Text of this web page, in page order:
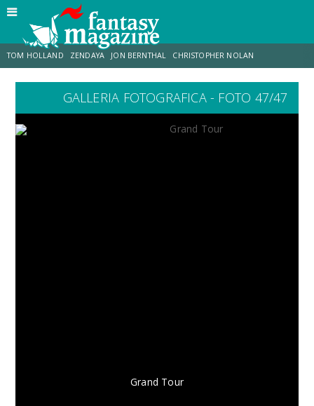
TOM HOLLAND ZENDAYA JON BERNTHAL CHRISTOPHER NOLAN
LUCCA COMICS & GAMES ODISSEA JACOB BATALON
GALLERIA FOTOGRAFICA - FOTO 47/47
Grand Tour